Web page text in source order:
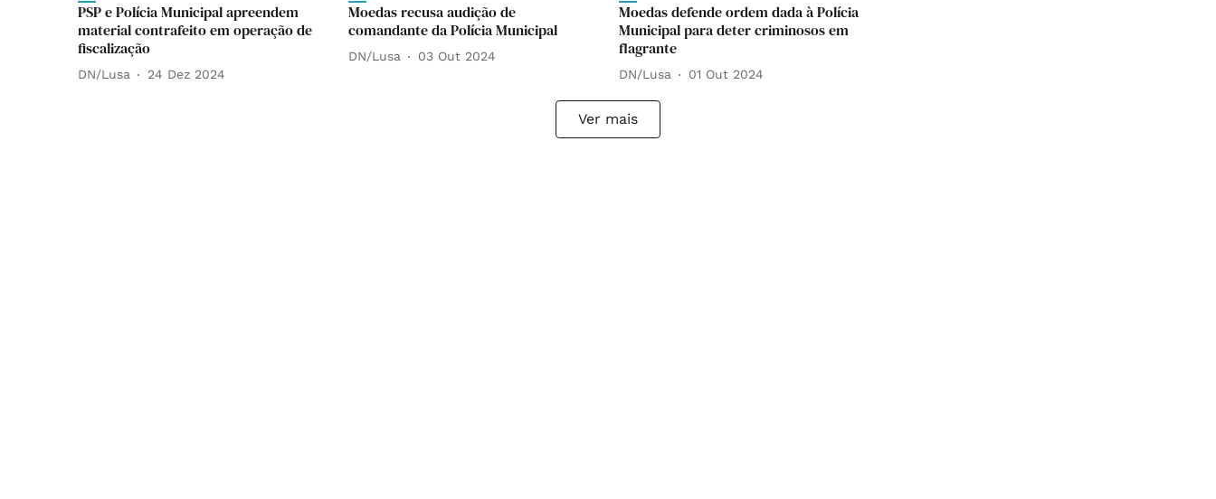
PSP e Polícia Municipal apreendem
material contrafeito em operação de
fiscalização
DN/Lusa 24 Dez 2024
Moedas recusa audição de
comandante da Polícia Municipal
DN/Lusa 03 Out 2024
Moedas defende ordem dada à Polícia
Municipal para deter criminosos em
flagrante
DN/Lusa 01 Out 2024
Ver mais